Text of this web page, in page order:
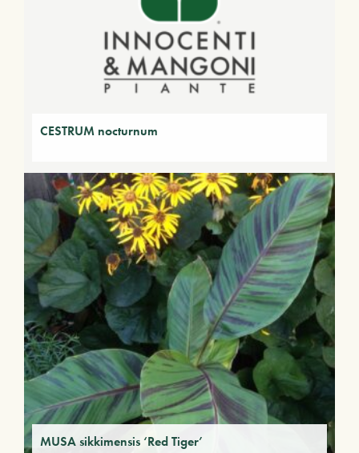
CESTRUM nocturnum
MUSA sikkimensis ‘Red Tiger’